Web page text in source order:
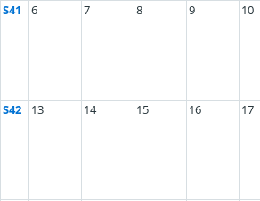
S41 6 7 8 9 10
S42 13 14 15 16 17